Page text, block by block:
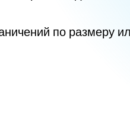
по размеру